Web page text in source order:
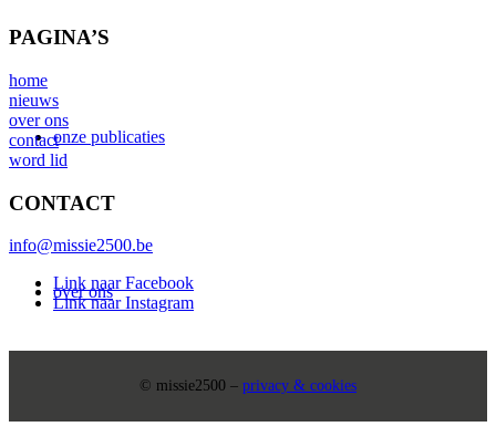
onze publicaties
over ons
PAGINA’S
home
nieuws
over ons
contact
word lid
CONTACT
info@missie2500.be
Link naar Facebook
Link naar Instagram
© missie2500 – privacy & cookies